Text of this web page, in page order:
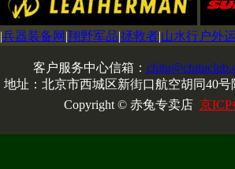
|兵器装备网 |翔野军品|拯救者|山水行户外
客户服务中心信箱：
地址：北京市西城区新街口航空胡同40
Copyright © 赤兔专卖店 京ICP